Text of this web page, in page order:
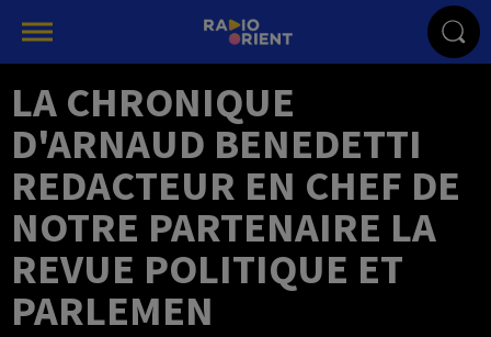
LA CHRONIQUE
D'ARNAUD BENEDETTI
REDACTEUR EN CHEF DE
NOTRE PARTENAIRE LA
REVUE POLITIQUE ET
PARLEMEN